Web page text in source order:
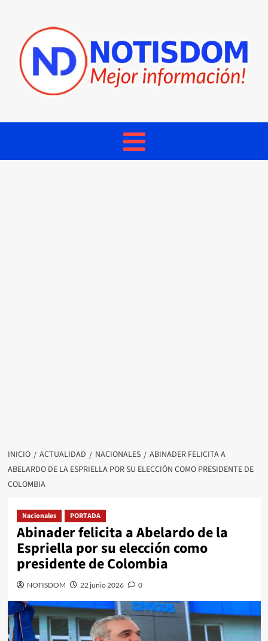
INICIO ACTUALIDAD NACIONALES
ABINADER FELICITA A
ABELARDO DE LA ESPRIELLA POR SU ELECCIÓN COMO PRESIDENTE DE
COLOMBIA
Nacionales PORTADA
Abinader felicita a Abelardo de la
Espriella por su elección como
presidente de Colombia
NOTISDOM 22 junio 2026 0